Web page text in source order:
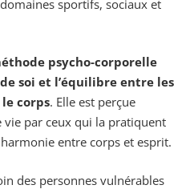
sportifs, sociaux et
psycho-corporelle
soi et l’équilibre entre les
corps. Elle est perçue
par ceux qui la pratiquent
entre corps et esprit.
des personnes vulnérables